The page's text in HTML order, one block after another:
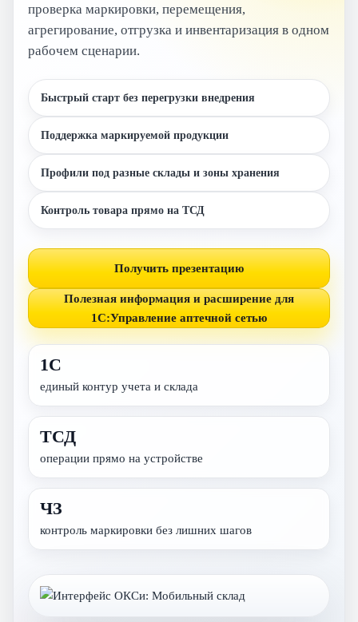
проверка маркировки, перемещения,
агрегирование, отгрузка и инвентаризация в одном
рабочем сценарии.
Быстрый старт без перегрузки внедрения
Поддержка маркируемой продукции
Профили под разные склады и зоны хранения
Контроль товара прямо на ТСД
Получить презентацию
Полезная информация и расширение для
1С:Управление аптечной сетью
1С
единый контур учета и склада
ТСД
операции прямо на устройстве
ЧЗ
контроль маркировки без лишних шагов